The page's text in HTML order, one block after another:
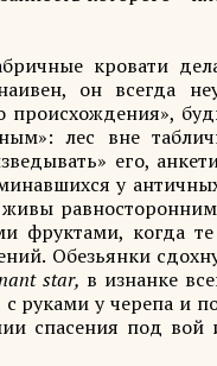
кровати
он всегда
происхождения»,
лес вне
его,
у
фруктами, когда
Обезьянки
star, в изнанке
с руками у черепа и
спасения под вой